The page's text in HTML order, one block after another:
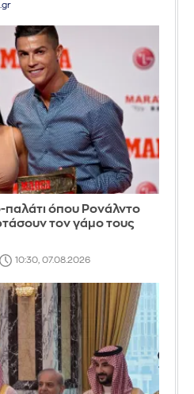
παλάτι όπου Ρονάλντο
τον γάμο τους
10:30, 07.08.2026